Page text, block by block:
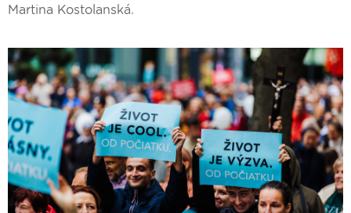
Martina Kostolanská.